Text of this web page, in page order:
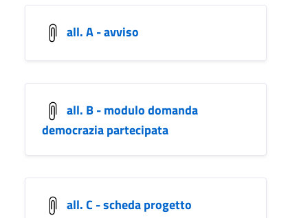
all. A - avviso
all. B - modulo domanda
democrazia partecipata
all. C - scheda progetto